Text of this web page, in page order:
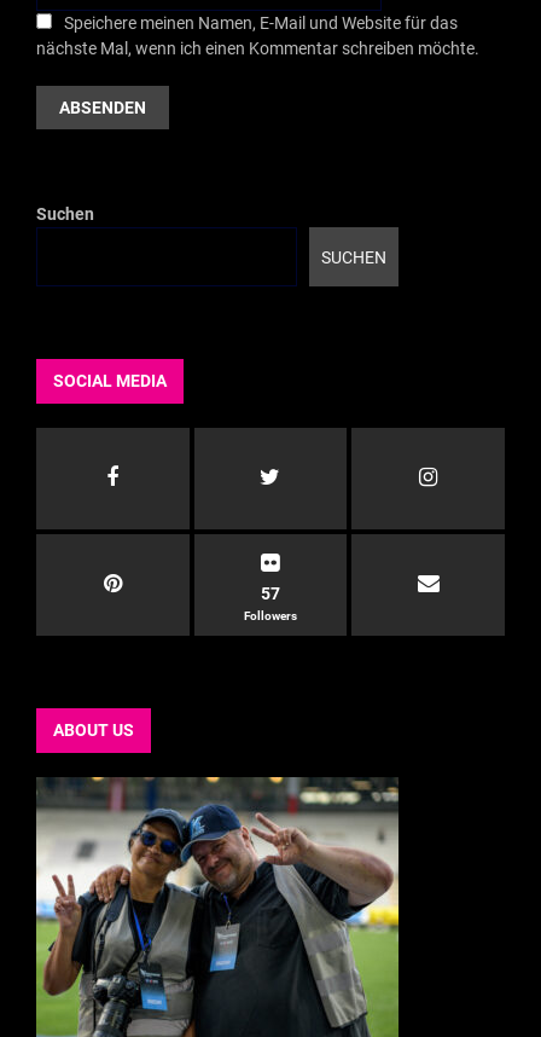
Speichere meinen Namen, E-Mail und Website für das
nächste Mal, wenn ich einen Kommentar schreiben möchte.
Suchen
SUCHEN
SOCIAL MEDIA
57
Followers
ABOUT US